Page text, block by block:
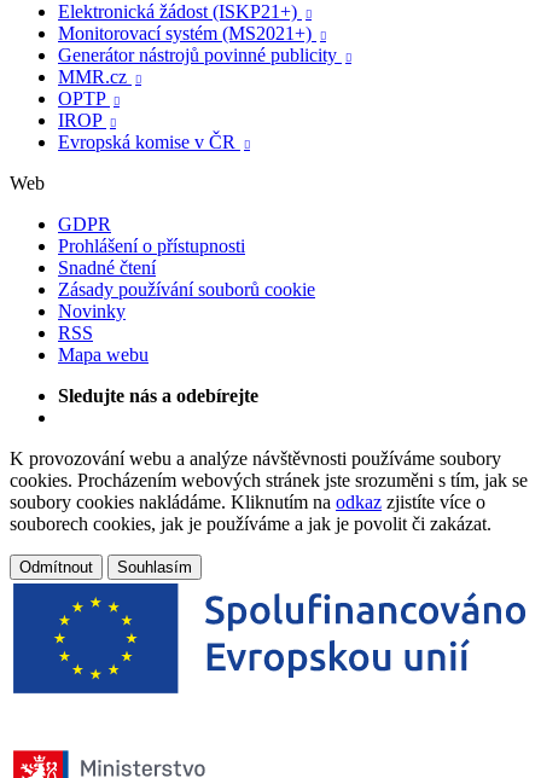
Elektronická žádost (ISKP21+)

Monitorovací systém (MS2021+) 
Generátor nástrojů povinné publicity 
MMR.cz 
OPTP 
IROP 
Evropská komise v ČR 
Web
GDPR
Prohlášení o přístupnosti
Snadné čtení
Zásady používání souborů cookie
Novinky
RSS
Mapa webu
Sledujte nás a odebírejte
K provozování webu a analýze návštěvnosti používáme soubory
cookies. Procházením webových stránek jste srozuměni s tím, jak se
soubory cookies nakládáme. Kliknutím na odkaz zjistíte více o
souborech cookies, jak je používáme a jak je povolit či zakázat.
Odmítnout Souhlasím